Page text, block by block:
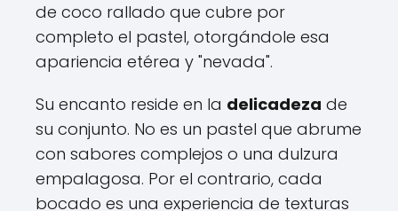
de coco rallado que cubre por
completo el pastel, otorgándole esa
apariencia etérea y "nevada".
Su encanto reside en la delicadeza de
su conjunto. No es un pastel que abrume
con sabores complejos o una dulzura
empalagosa. Por el contrario, cada
bocado es una experiencia de texturas